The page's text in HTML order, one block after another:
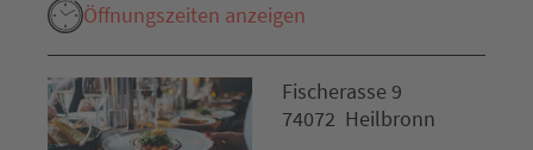
Öffnungszeiten anzeigen
Fischerasse 9
74072 Heilbronn